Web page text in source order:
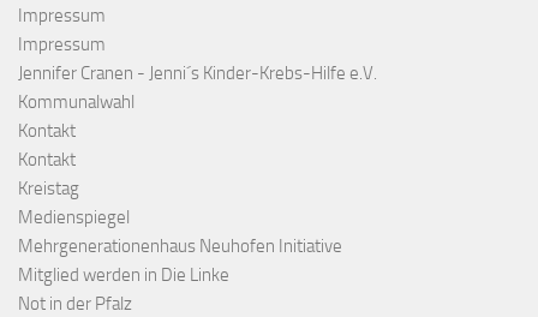
Impressum
Impressum
Jennifer Cranen - Jenni´s Kinder-Krebs-Hilfe e.V.
Kommunalwahl
Kontakt
Kontakt
Kreistag
Medienspiegel
Mehrgenerationenhaus Neuhofen Initiative
Mitglied werden in Die Linke
Not in der Pfalz